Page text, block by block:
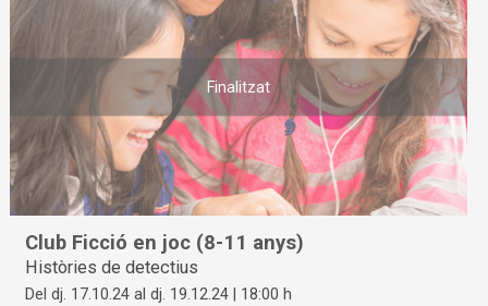
Finalitzat
Club Ficció en joc (8-11 anys)
Històries de detectius
Del dj. 17.10.24 al dj. 19.12.24
18:00 h